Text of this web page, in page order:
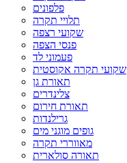
פלפונים
תלויי תקרה
שקועי רצפה
פנסי הצפה
פעמוני לד
שקועי תקרה אקוסטית
תאורת גן
צלינדרים
תאורת חירום
גרילנדות
גופים מוגני מים
מאווררי תקרה
תאורה סולארית